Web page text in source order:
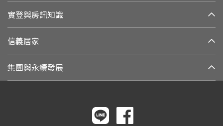
實登與房訊知識
信義居家
集團與永續發展